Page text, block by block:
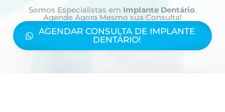
Somos Especialistas em Implante Dentário.
Agende Agora Mesmo sua Consulta!
AGENDAR CONSULTA DE IMPLANTE
DENTÁRIO!